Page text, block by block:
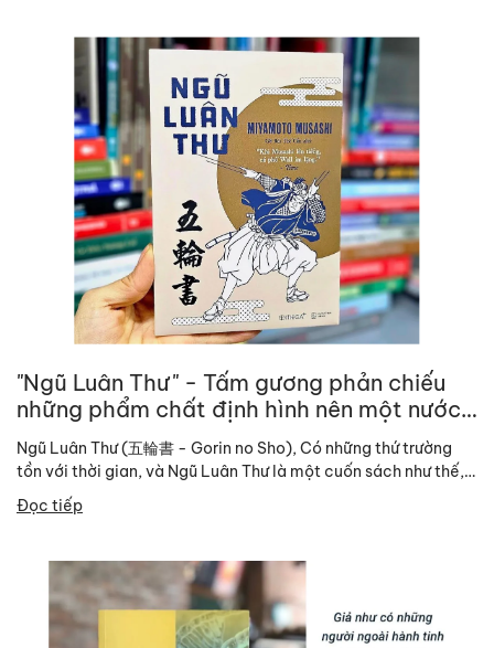
"Ngũ Luân Thư" - Tấm gương phản chiếu
những phẩm chất định hình nên một nước
Nhật Bản hiện đại
Ngũ Luân Thư (五輪書 - Gorin no Sho), Có những thứ trường
tồn với thời gian, và Ngũ Luân Thư là một cuốn sách như thế,
kiếm...
Đọc tiếp